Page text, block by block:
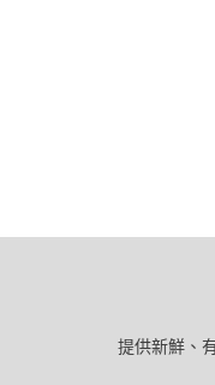
提供新鮮、